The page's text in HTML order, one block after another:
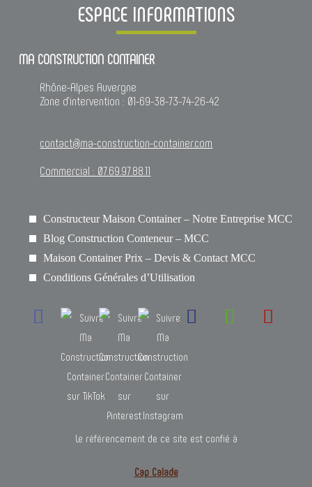
ESPACE INFORMATIONS
MA CONSTRUCTION CONTAINER
Rhône-Alpes Auvergne
Zone d’intervention : 01-69-38-73-74-26-42
contact@ma-construction-container.com
Commercial : 07.69.97.88.11
Constructeur Maison Container – Notre Entreprise MCC
Blog Construction Conteneur – MCC
Maison Container Prix – Devis & Contact MCC
Conditions Générales d’Utilisation
Le référencement de ce site est confié à
Cap Calade